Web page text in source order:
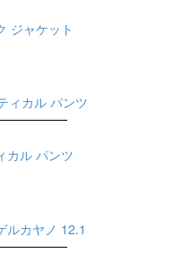
ジャケット
カル パンツ